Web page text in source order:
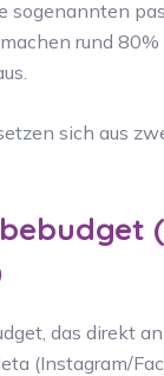
sogenannten
rund 80%
sich aus
das direkt
(Instagram/